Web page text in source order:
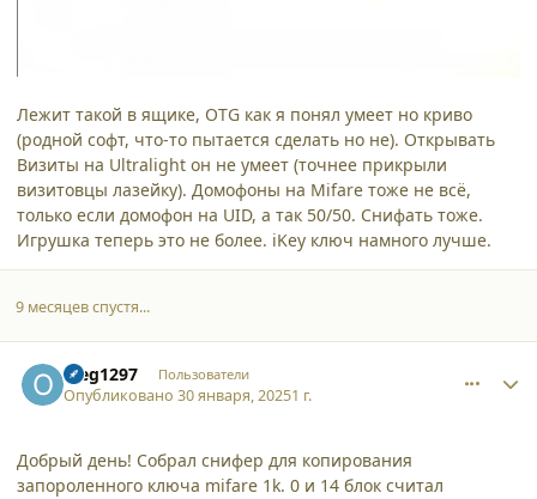
Лежит такой в ящике, OTG как я понял умеет но криво
(родной софт, что-то пытается сделать но не). Открывать
Визиты на Ultralight он не умеет (точнее прикрыли
визитовцы лазейку). Домофоны на Mifare тоже не всё,
только если домофон на UID, а так 50/50. Снифать тоже.
Игрушка теперь это не более. iKey ключ намного лучше.
9 месяцев спустя...
oleg1297 Пользователи
Опубликовано30 января, 20251 г.
Добрый день! Собрал снифер для копирования
запороленного ключа mifare 1k. 0 и 14 блок считал